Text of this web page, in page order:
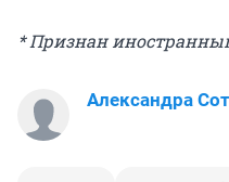
* Признан
Александра